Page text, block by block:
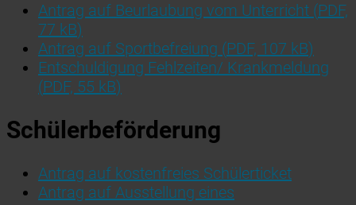
Antrag auf Beurlaubung vom Unterricht (PDF,
77 kB)
Antrag auf Sportbefreiung (PDF, 107 kB)
Entschuldigung Fehlzeiten/ Krankmeldung
(PDF, 55 kB)
Schülerbeförderung
Antrag auf kostenfreies Schülerticket
Antrag auf Ausstellung eines